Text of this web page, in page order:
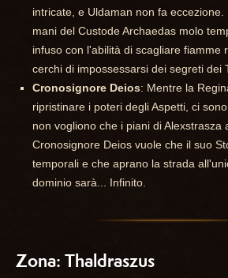
intricate, e Uldaman non fa
mani del Custode Archaedas molo
infuso con l'abilità di scagliare fiamme
cerchi di impossessarsi dei segreti dei
Cronosignore Deios: Mentre la
ripristinare i poteri degli Aspetti, ci
non vogliono che i piani di Alexstrasza
Cronosignore Deios vuole che il suo
temporali e che aprano la strada
dominio sarà... Infinito.
Zona: Thaldraszus